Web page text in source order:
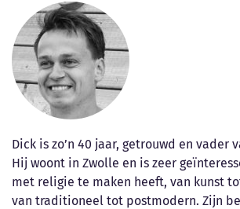
Dick is zo’n 40 jaar, getrouwd en vader
Hij woont in Zwolle en is zeer
met religie te maken heeft, van kunst
van traditioneel tot postmodern. Zijn